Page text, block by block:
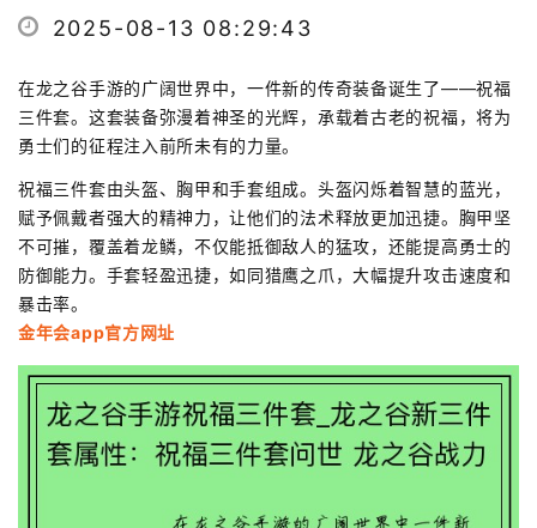
2025-08-13 08:29:43
在龙之谷手游的广阔世界中，一件新的传奇装备诞生了——祝福
三件套。这套装备弥漫着神圣的光辉，承载着古老的祝福，将为
勇士们的征程注入前所未有的力量。
祝福三件套由头盔、胸甲和手套组成。头盔闪烁着智慧的蓝光，
赋予佩戴者强大的精神力，让他们的法术释放更加迅捷。胸甲坚
不可摧，覆盖着龙鳞，不仅能抵御敌人的猛攻，还能提高勇士的
防御能力。手套轻盈迅捷，如同猎鹰之爪，大幅提升攻击速度和
暴击率。
金年会app官方网址